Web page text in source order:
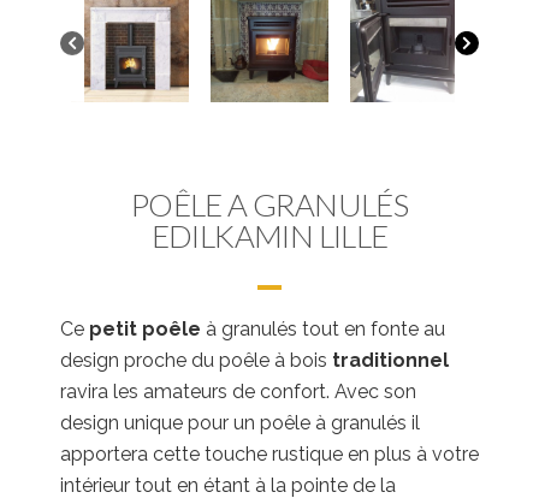
POÊLE A GRANULÉS
EDILKAMIN LILLE
Ce petit poêle à granulés tout en fonte au
design proche du poêle à bois traditionnel
ravira les amateurs de confort. Avec son
design unique pour un poêle à granulés il
apportera cette touche rustique en plus à votre
intérieur tout en étant à la pointe de la